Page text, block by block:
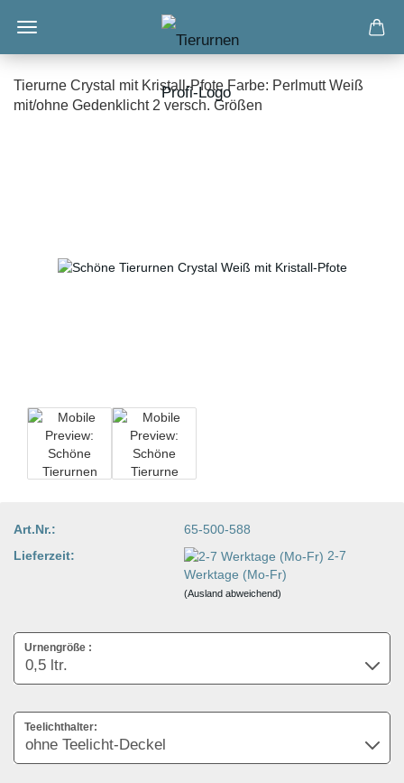
Tierurne Crystal mit Kristall-Pfote Farbe: Perlmutt Weiß
mit/ohne Gedenklicht 2 versch. Größen
Art.Nr.:
65-500-588
Lieferzeit:
2-7
Werktage (Mo-Fr)
(Ausland abweichend)
Urnengröße :
Teelichthalter: